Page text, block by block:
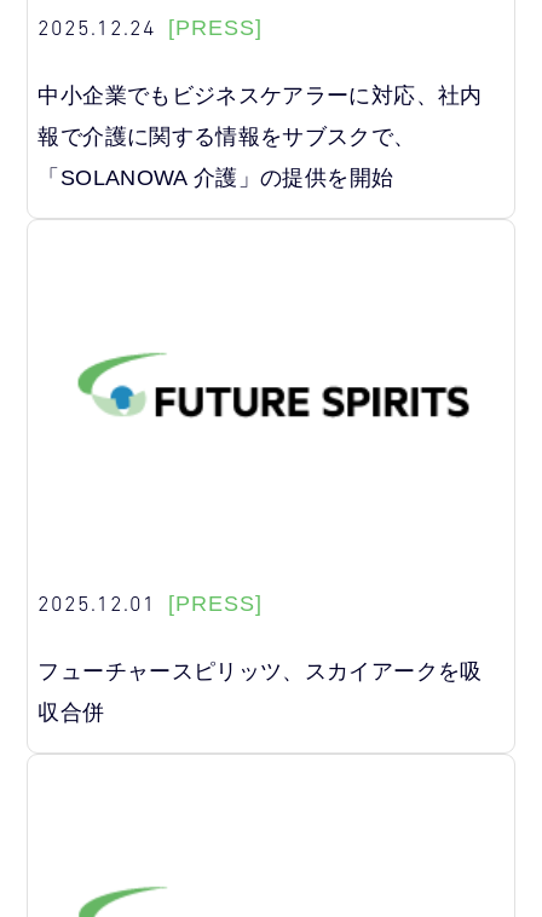
2025.12.24 [PRESS]
中小企業でもビジネスケアラーに対応、社内
報で介護に関する情報をサブスクで、
「SOLANOWA 介護」の提供を開始
2025.12.01 [PRESS]
フューチャースピリッツ、スカイアークを吸
収合併